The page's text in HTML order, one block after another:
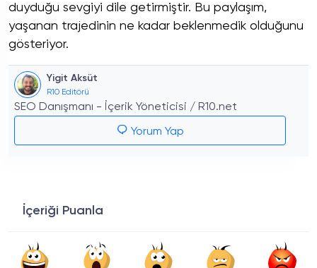
duyduğu sevgiyi dile getirmiştir. Bu paylaşım,
yaşanan trajedinin ne kadar beklenmedik olduğunu
gösteriyor.
Yigit Aksüt
R10 Editörü
SEO Danışmanı - İçerik Yöneticisi / R10.net
Yorum Yap
İçeriği Puanla